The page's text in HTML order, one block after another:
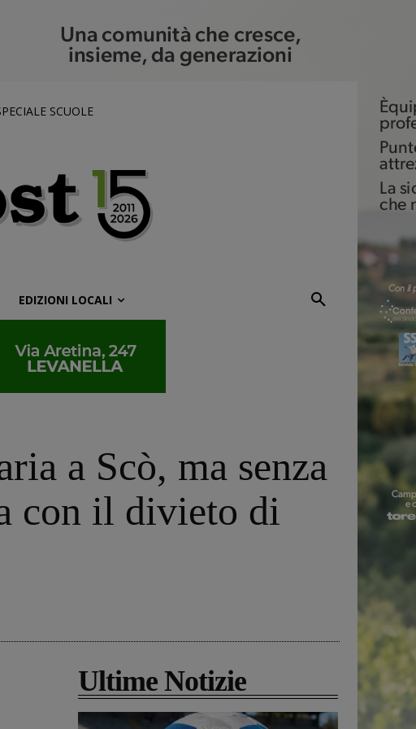
SCUOLE
EDIZIONI LOCALI
a Scò, ma senza
con il divieto di
Ultime Notizie